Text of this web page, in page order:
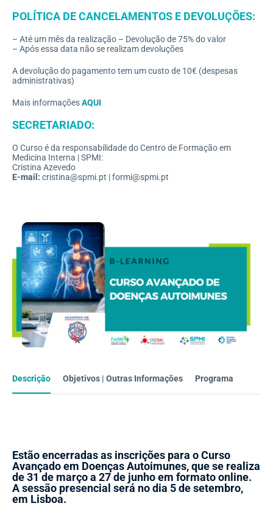
POLÍTICA DE CANCELAMENTOS E DEVOLUÇÕES:
– Até um mês da realização – Devolução de 75% do valor
– Após essa data não se realizam devoluções
A devolução do pagamento tem um custo de 10€ (despesas
administrativas)
Mais informaçõesAQUI
SECRETARIADO:
O Curso é da responsabilidade do Centro de Formação em
Medicina Interna | SPMI:
Cristina Azevedo
E-mail: cristina@spmi.pt | formi@spmi.pt
Descrição Objetivos | Outras Informações Programa
Estão encerradas as inscrições para o Curso
Avançado em Doenças Autoimunes, que se realiza
de 31 de março a 27 de junho em formato online.
A sessão presencial será no dia 5 de setembro,
em Lisboa.